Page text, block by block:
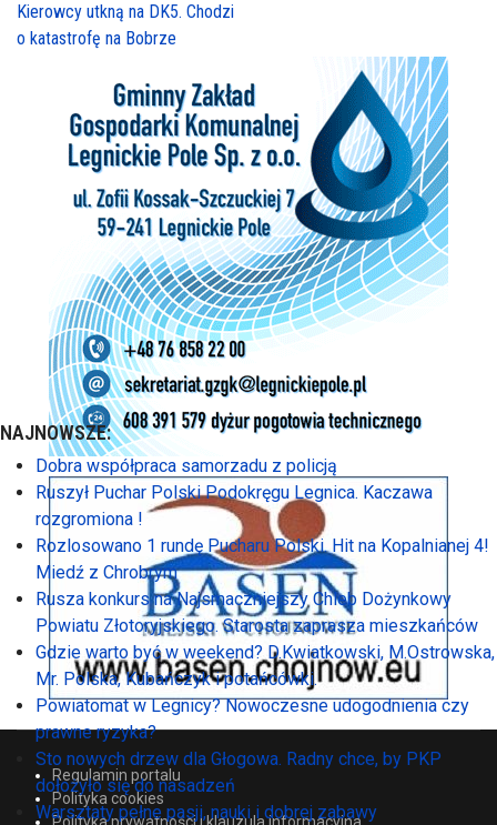
Kierowcy utkną na DK5. Chodzi
o katastrofę na Bobrze
Regulamin portalu
Polityka cookies
NAJNOWSZE:
Dobra współpraca samorzadu z policją
Ruszył Puchar Polski Podokręgu Legnica. Kaczawa
rozgromiona !
Rozlosowano 1 rundę Pucharu Polski. Hit na Kopalnianej 4!
Miedź z Chrobrym
Rusza konkurs na Najsmaczniejszy Chleb Dożynkowy
Powiatu Złotoryjskiego. Starosta zaprasza mieszkańców
Gdzie warto być w weekend? D.Kwiatkowski, M.Ostrowska,
Mr. Polska, Kubańczyk i potańcówki.
Powiatomat w Legnicy? Nowoczesne udogodnienia czy
prawne ryzyka?
Sto nowych drzew dla Głogowa. Radny chce, by PKP
dołożyło się do nasadzeń
Warsztaty pełne pasji, nauki i dobrej zabawy